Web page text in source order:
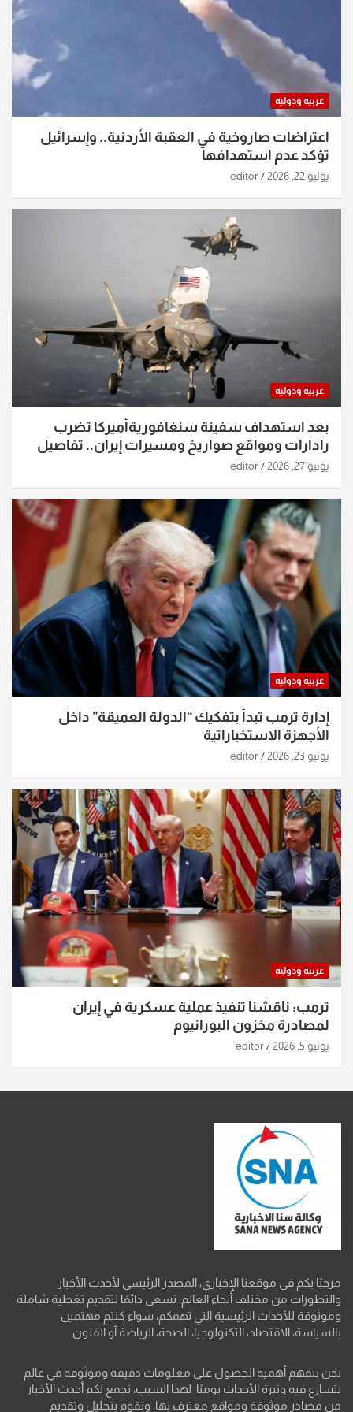
عربية ودولية
اعتراضات صاروخية في العقبة الأردنية.. وإسرائيل
تؤكد عدم استهدافها
يوليو 22, 2026 editor
عربية ودولية
بعد استهداف سفينة سنغافوريةأميركا تضرب
رادارات ومواقع صواريخ ومسيرات إيران.. تفاصيل
الساعات الماضية
يونيو 27, 2026 editor
عربية ودولية
إدارة ترمب تبدأ بتفكيك “الدولة العميقة” داخل
الأجهزة الاستخباراتية
يونيو 23, 2026 editor
عربية ودولية
ترمب: ناقشنا تنفيذ عملية عسكرية في إيران
لمصادرة مخزون اليورانيوم
يونيو 5, 2026 editor
مرحبًا بكم في موقعنا الإخباري، المصدر الرئيسي لأحدث الأخبار
والتطورات من مختلف أنحاء العالم. نسعى دائمًا لتقديم تغطية شاملة
وموثوقة للأحداث الرئيسية التي تهمكم، سواء كنتم مهتمين
بالسياسة، الاقتصاد، التكنولوجيا، الصحة، الرياضة أو الفنون.
نحن نتفهم أهمية الحصول على معلومات دقيقة وموثوقة في عالم
يتسارع فيه وتيرة الأحداث يوميًا. لهذا السبب، نجمع لكم أحدث الأخبار
من مصادر موثوقة ومواقع معترف بها، ونقوم بتحليل وتقديم